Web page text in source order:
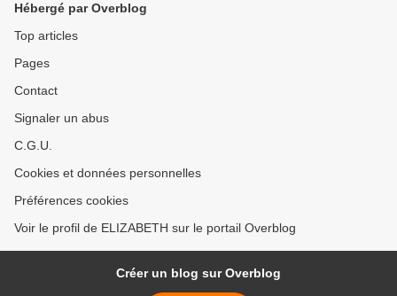
Hébergé par Overblog
Top articles
Pages
Contact
Signaler un abus
C.G.U.
Cookies et données personnelles
Préférences cookies
Voir le profil de ELIZABETH sur le portail Overblog
Créer un blog sur Overblog